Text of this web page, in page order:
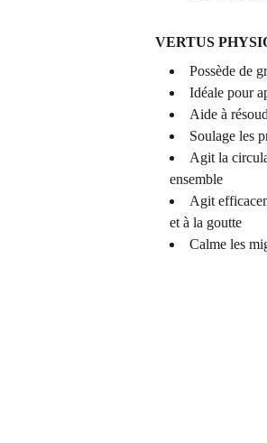
VERTUS
Possède de
Idéale pour
Aide à
Soulage les
Agit la
ensemble
Agit
et à la goutte
Calme les